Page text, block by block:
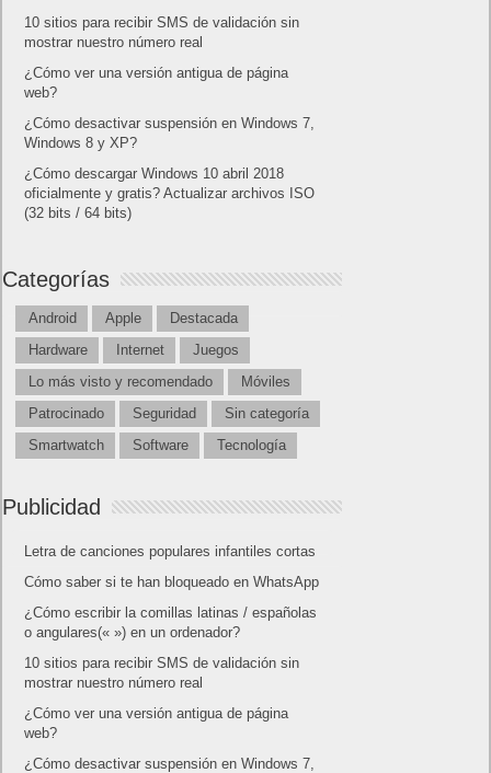
10 sitios para recibir SMS de validación sin
mostrar nuestro número real
¿Cómo ver una versión antigua de página
web?
¿Cómo desactivar suspensión en Windows 7,
Windows 8 y XP?
¿Cómo descargar Windows 10 abril 2018
oficialmente y gratis? Actualizar archivos ISO
(32 bits / 64 bits)
Categorías
Android Apple
Destacada
Hardware
Internet
Juegos
Lo más visto y recomendado
Móviles
Patrocinado
Seguridad
Sin categoría
Smartwatch
Software Tecnología
Publicidad
Letra de canciones populares infantiles cortas
Cómo saber si te han bloqueado en WhatsApp
¿Cómo escribir la comillas latinas / españolas
o angulares(« ») en un ordenador?
10 sitios para recibir SMS de validación sin
mostrar nuestro número real
¿Cómo ver una versión antigua de página
web?
¿Cómo desactivar suspensión en Windows 7,